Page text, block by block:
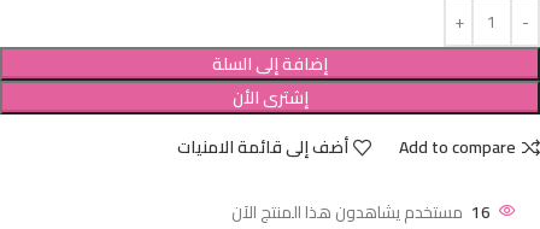
إضافة إلى السلة
إشترى الأن
Add to compare
أضف إلى قائمة الامنيات
16 مستخدم يشاهدون هذا المنتج الآن